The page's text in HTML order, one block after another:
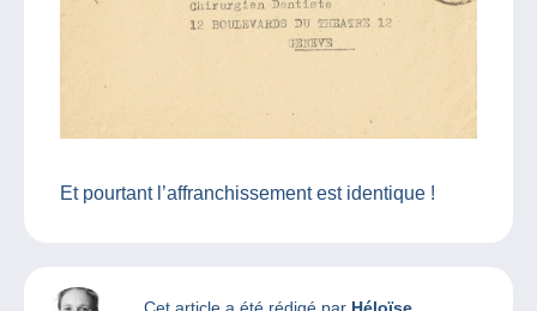
Et pourtant l’affranchissement est identique !